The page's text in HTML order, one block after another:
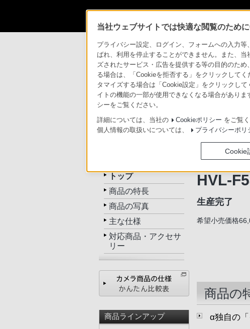
商品情報・ストア デジタル一眼カメラ α HVL-
デジタル一眼カメラ α（アルファ）
トップ カメラ本体 Eマウントレン
トップ
商品の特長
商品の写真
主な仕様
対応商品・アクセサ
リー
商品ラインアップ
HVL-
生産完了
希望小売価格
商品の
α独自の「
当社ウェブサイトでは快適な閲覧のため
プライバシー設定、ログイン、フォームへの入力
ばれ、利用を停止することができません。また、
ズされたサービス・広告を提供する等の目的のた
る場合は、「Cookieを拒否する」をクリックして
タマイズする場合は「Cookie設定」をクリックし
イトの機能の一部が使用できなくなる場合があり
シーをご覧ください。
詳細については、当社の Cookieポリシー をご覧
個人情報の取扱いについては、
プライバシーポリ
Cookie